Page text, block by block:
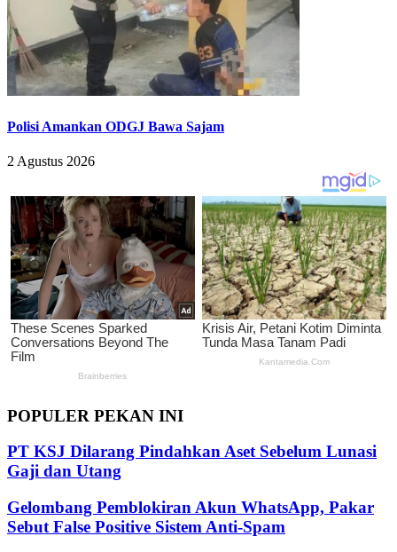
Polisi Amankan ODGJ Bawa Sajam
2 Agustus 2026
POPULER PEKAN INI
PT KSJ Dilarang Pindahkan Aset Sebelum Lunasi
Gaji dan Utang
Gelombang Pemblokiran Akun WhatsApp, Pakar
Sebut False Positive Sistem Anti-Spam